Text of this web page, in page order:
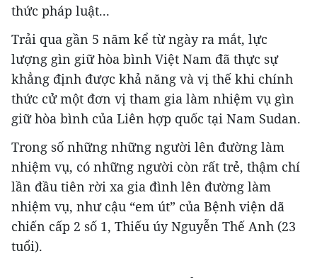
thức pháp luật...
Trải qua gần 5 năm kể từ ngày ra mắt, lực
lượng gìn giữ hòa bình Việt Nam đã thực sự
khẳng định được khả năng và vị thế khi chính
thức cử một đơn vị tham gia làm nhiệm vụ gìn
giữ hòa bình của Liên hợp quốc tại Nam Sudan.
Trong số những những người lên đường làm
nhiệm vụ, có những người còn rất trẻ, thậm chí
lần đầu tiên rời xa gia đình lên đường làm
nhiệm vụ, như cậu “em út” của Bệnh viện dã
chiến cấp 2 số 1, Thiếu úy Nguyễn Thế Anh (23
tuổi).